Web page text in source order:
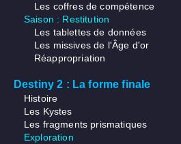
Les coffres de compétence
Saison : Restitution
Les tablettes de données
Les missives de l'Âge d'or
Réappropriation
Destiny 2 : La forme finale
Histoire
Les Kystes
Les fragments prismatiques
Exploration